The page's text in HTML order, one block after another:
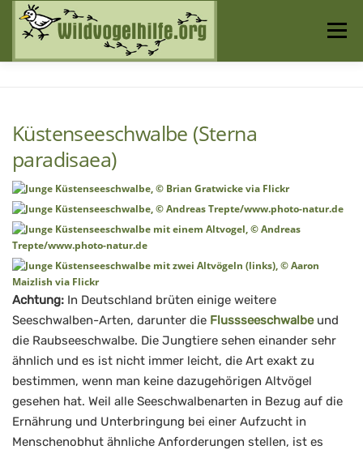
Inhalt
springen
Menü
Auffangstationen
Küstenseeschwalbe (Sterna
paradisaea)
Achtung: In Deutschland brüten einige weitere
Seeschwalben-Arten, darunter die Flussseeschwalbeund
die Raubseeschwalbe. Die Jungtiere sehen einander sehr
ähnlich und es ist nicht immer leicht, die Art exakt zu
bestimmen, wenn man keine dazugehörigen Altvögel
gesehen hat. Weil alle Seeschwalbenarten in Bezug auf die
Ernährung und Unterbringung bei einer Aufzucht in
Menschenobhut ähnliche Anforderungen stellen, ist es